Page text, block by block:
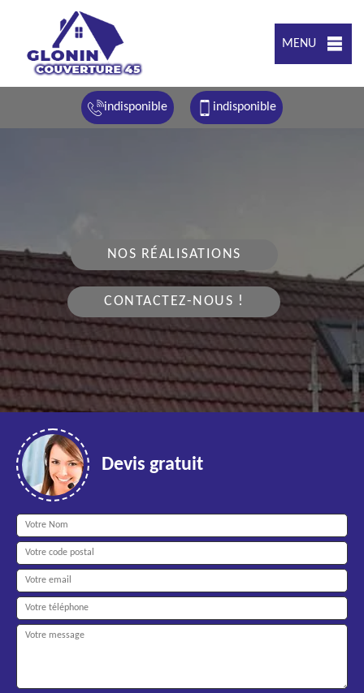
MENU
indisponible indisponible
NOS RÉALISATIONS
CONTACTEZ-NOUS !
Devis gratuit